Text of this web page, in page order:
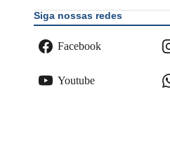
Siga nossas redes
Facebook
Youtube